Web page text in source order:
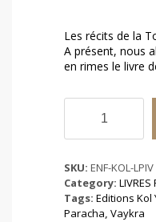
Les récits de la
A présent, nous
en rimes le livre
La
Paracha
Illustrée
quantity
SKU: ENF-KOL-LPIV
Category: LIVRES
Tags: Editions Kol
Paracha, Vaykra